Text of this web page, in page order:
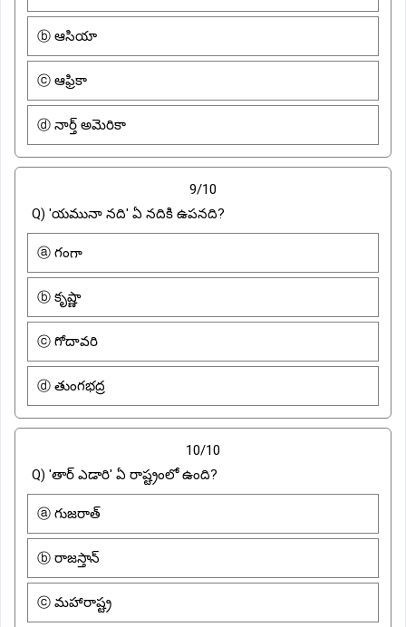
ⓑ ఆసియా
ⓒ ఆఫ్రికా
ⓓ నార్త్ అమెరికా
9/10
Q) 'యమునా నది' ఏ నదికి ఉపనది?
ⓐ గంగా
ⓑ కృష్ణా
ⓒ గోదావరి
ⓓ తుంగభద్ర
10/10
Q) 'తార్ ఎడారి' ఏ రాష్ట్రంలో ఉంది?
ⓐ గుజరాత్
ⓑ రాజస్తాన్
ⓒ మహారాష్ట్ర